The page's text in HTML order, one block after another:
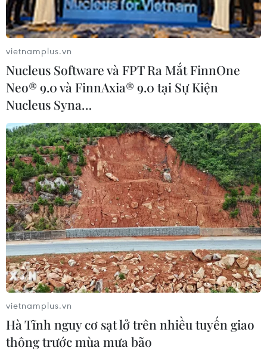
Chuyên gia cảnh báo AI có thể hủy diệt
nền văn minh của loài người
30/05/2023 15:09
Chuyên gia lo ngại sự gia tăng của cái gọi là trí tuệ
nhân tạo tổng quát, con người không thể kiểm soát
được những cỗ máy siêu thông minh và sẽ gây hậu quả
thảm khốc đối với các loài và hành tinh.
vietnamplus.vn
Nucleus Software và FPT Ra Mắt FinnOne
Neo® 9.0 và FinnAxia® 9.0 tại Sự Kiện
Nucleus Syna…
vietnamplus.vn
Hà Tĩnh nguy cơ sạt lở trên nhiều tuyến giao
thông trước mùa mưa bão